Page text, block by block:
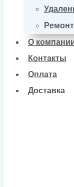
О
Контакты
Оплата
Доставка